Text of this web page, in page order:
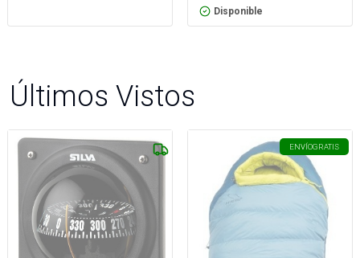
Disponible
Últimos Vistos
ENVÍOGRATIS